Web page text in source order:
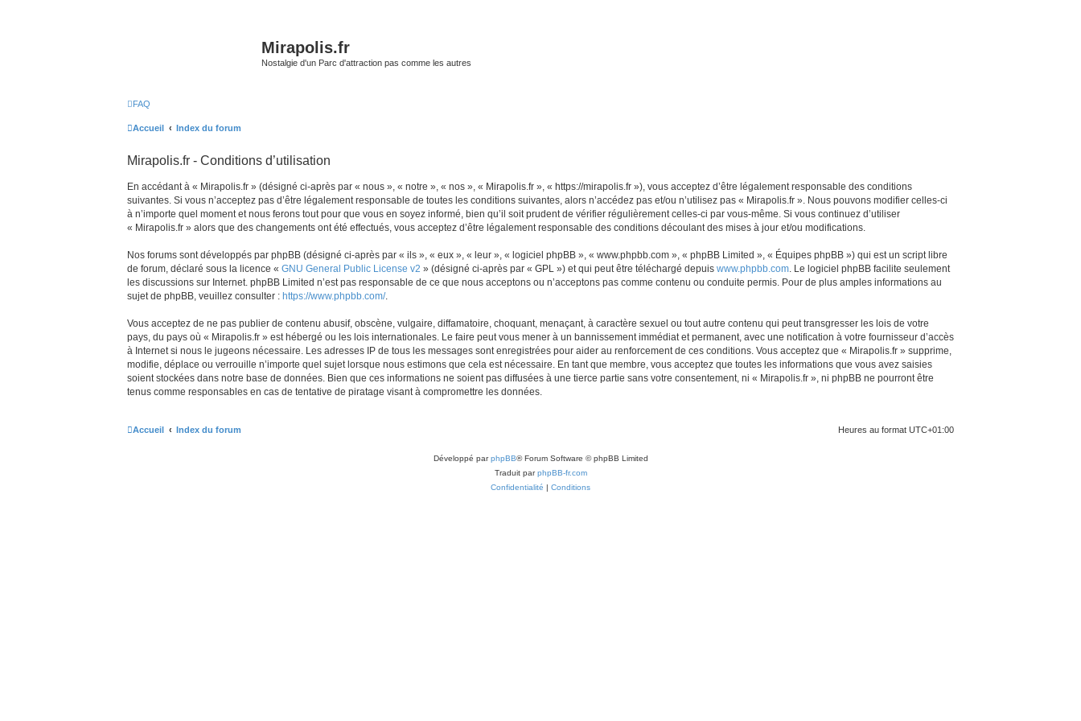
Mirapolis.fr
Nostalgie d'un Parc d'attraction pas comme les autres
FAQ
Accueil Index du forum
Mirapolis.fr - Conditions d’utilisation
En accédant à « Mirapolis.fr » (désigné ci-après par « nous », « notre », « nos », « Mirapolis.fr », « https://mirapolis.fr »), vous acceptez d’être légalement responsable des conditions
suivantes. Si vous n’acceptez pas d’être légalement responsable de toutes les conditions suivantes, alors n’accédez pas et/ou n’utilisez pas « Mirapolis.fr ». Nous pouvons modifier celles-ci
à n’importe quel moment et nous ferons tout pour que vous en soyez informé, bien qu’il soit prudent de vérifier régulièrement celles-ci par vous-même. Si vous continuez d’utiliser
« Mirapolis.fr » alors que des changements ont été effectués, vous acceptez d’être légalement responsable des conditions découlant des mises à jour et/ou modifications.
Nos forums sont développés par phpBB (désigné ci-après par « ils », « eux », « leur », « logiciel phpBB », « www.phpbb.com », « phpBB Limited », « Équipes phpBB ») qui est un script libre
de forum, déclaré sous la licence « GNU General Public License v2 » (désigné ci-après par « GPL ») et qui peut être téléchargé depuis www.phpbb.com . Le logiciel phpBB facilite seulement
les discussions sur Internet. phpBB Limited n’est pas responsable de ce que nous acceptons ou n’acceptons pas comme contenu ou conduite permis. Pour de plus amples informations au
sujet de phpBB, veuillez consulter : https://www.phpbb.com/.
Vous acceptez de ne pas publier de contenu abusif, obscène, vulgaire, diffamatoire, choquant, menaçant, à caractère sexuel ou tout autre contenu qui peut transgresser les lois de votre
pays, du pays où « Mirapolis.fr » est hébergé ou les lois internationales. Le faire peut vous mener à un bannissement immédiat et permanent, avec une notification à votre fournisseur d’accès
à Internet si nous le jugeons nécessaire. Les adresses IP de tous les messages sont enregistrées pour aider au renforcement de ces conditions. Vous acceptez que « Mirapolis.fr » supprime,
modifie, déplace ou verrouille n’importe quel sujet lorsque nous estimons que cela est nécessaire. En tant que membre, vous acceptez que toutes les informations que vous avez saisies
soient stockées dans notre base de données. Bien que ces informations ne soient pas diffusées à une tierce partie sans votre consentement, ni « Mirapolis.fr », ni phpBB ne pourront être
tenus comme responsables en cas de tentative de piratage visant à compromettre les données.
Accueil Index du forum Heures au format UTC+01:00
Développé parphpBB® Forum Software © phpBB Limited
Traduit parphpBB-fr.com
Confidentialité | Conditions